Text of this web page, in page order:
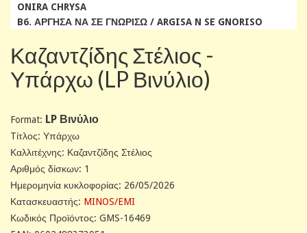
ONIRA CHRYSA
B6. ΑΡΓΗΣΑ ΝΑ ΣΕ ΓΝΩΡΙΣΩ / ARGISA N SE GNORISO
Καζαντζίδης Στέλιος -
Υπάρχω (LP Βινύλιο)
Format: LP Βινύλιο
Tίτλος: Υπάρχω
Καλλιτέχνης: Καζαντζίδης Στέλιος
Αριθμός δίσκων: 1
Ημερομηνία κυκλοφορίας: 26/05/2026
Κατασκευαστής: MINOS/EMI
Κωδικός Προϊόντος: GMS-16469